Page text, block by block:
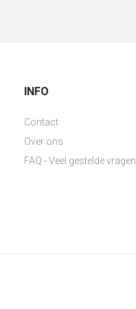
INFO
Contact
Over ons
FAQ - Veel gestelde vragen